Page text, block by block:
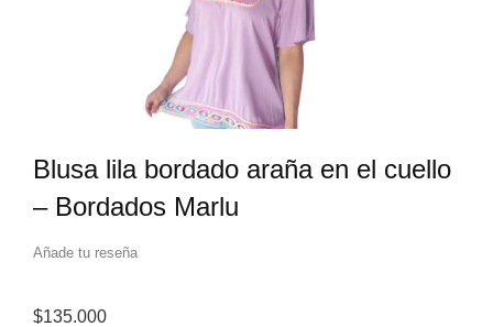
Blusa lila bordado araña en el cuello
– Bordados Marlu
Añade tu reseña
$135.000